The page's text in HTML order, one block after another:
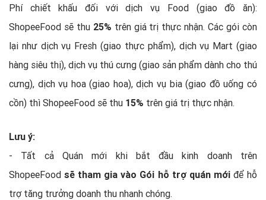
Phí chiết khấu đối với dịch vụ Food (giao đồ ăn):
ShopeeFood sẽ thu 25% trên giá trị thực nhận. Các gói còn
lại như dịch vụ Fresh (giao thực phẩm), dịch vụ Mart (giao
hàng siêu thị), dịch vụ thú cưng (giao sản phẩm dành cho thú
cưng), dịch vụ hoa (giao hoa), dịch vụ bia (giao đồ uống có
cồn) thì ShopeeFood sẽ thu 15% trên giá trị thực nhận.
Lưu ý:
- Tất cả Quán mới khi bắt đầu kinh doanh trên
ShopeeFoodsẽ tham gia vào Gói hỗ trợ quán mới để hỗ
trợ tăng trưởng doanh thu nhanh chóng.